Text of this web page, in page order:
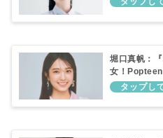
堀口真帆：
女！
する注目若手